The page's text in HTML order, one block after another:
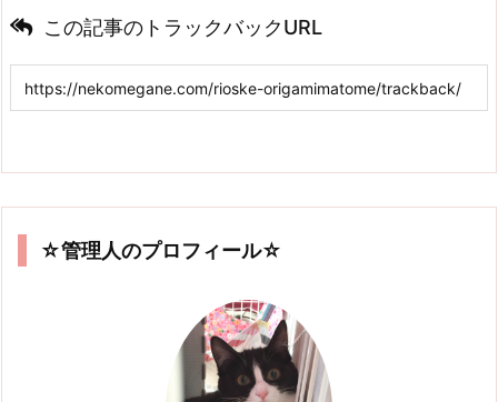
この記事のトラックバックURL
☆管理人のプロフィール☆